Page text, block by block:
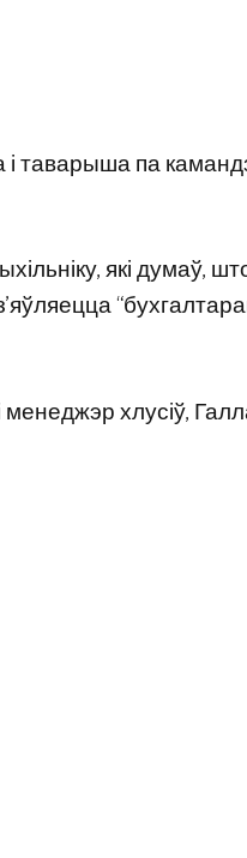
і таварыша па
які думаў,
менеджэр хлусіў,